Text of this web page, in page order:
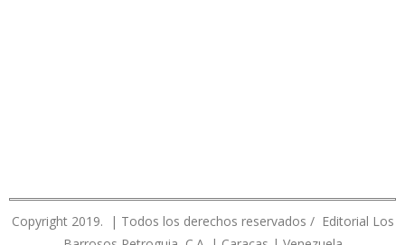
Copyright 2019. | Todos los derechos reservados / Editorial Los